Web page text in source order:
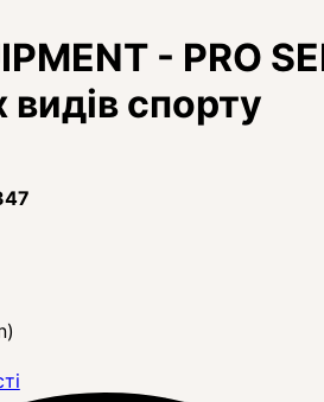
- PRO
видів спорту